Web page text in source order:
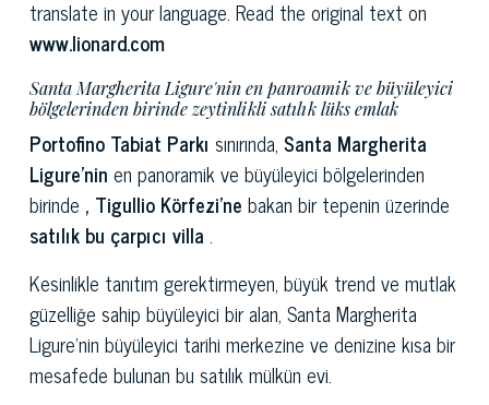
translate in your language. Read the original text on
www.lionard.com
Santa Margherita Ligure'nin en panroamik ve büyüleyici
bölgelerinden birinde zeytinlikli satılık lüks emlak
Portofino Tabiat Parkı sınırında, Santa Margherita
Ligure'nin en panoramik ve büyüleyici bölgelerinden
birinde , Tigullio Körfezi'ne bakan bir tepenin üzerinde
satılık bu çarpıcı villa .
Kesinlikle tanıtım gerektirmeyen, büyük trend ve mutlak
güzelliğe sahip büyüleyici bir alan, Santa Margherita
Ligure'nin büyüleyici tarihi merkezine ve denizine kısa bir
mesafede bulunan bu satılık mülkün evi.